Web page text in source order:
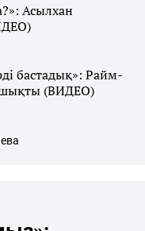
Асылхан
бастадық»: Райм-
(ВИДЕО)